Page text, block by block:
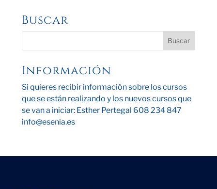
Buscar
Información
Si quieres recibir información sobre los cursos
que se están realizando y los nuevos cursos que
se van a iniciar: Esther Pertegal 608 234 847
info@esenia.es